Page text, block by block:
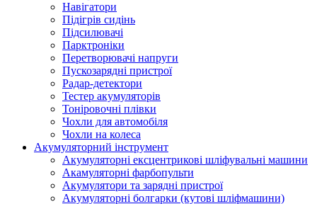
Навігатори
Підігрів сидінь
Підсилювачі
Парктроніки
Перетворювачі напруги
Пускозарядні пристрої
Радар-детектори
Тестер акумуляторів
Тоніровочні плівки
Чохли для автомобіля
Чохли на колеса
Акумуляторний інструмент
Акумуляторні ексцентрикові шліфувальні машини
Акамуляторні фарбопульти
Акумулятори та зарядні пристрої
Акумуляторні болгарки (кутові шліфмашини)